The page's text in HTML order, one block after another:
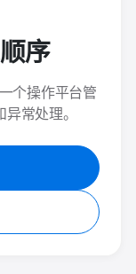
序
个操作平台管
常处理。